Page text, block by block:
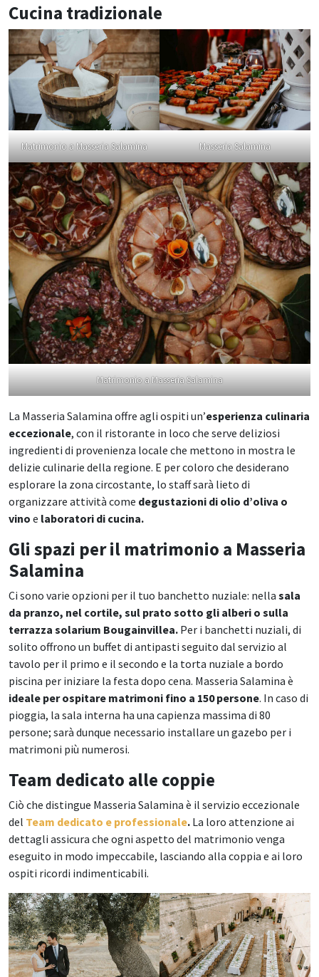
Cucina tradizionale
Matrimonio a Masseria Salamina Masseria Salamina
Matrimonio a Masseria Salamina
La Masseria Salamina offre agli ospiti un’esperienza culinaria
eccezionale, con il ristorante in loco che serve deliziosi
ingredienti di provenienza locale che mettono in mostra le
delizie culinarie della regione. E per coloro che desiderano
esplorare la zona circostante, lo staff sarà lieto di
organizzare attività come degustazioni di olio d’oliva o
vino e laboratori di cucina.
Gli spazi per il matrimonio a Masseria
Salamina
Ci sono varie opzioni per il tuo banchetto nuziale: nella sala
da pranzo, nel cortile, sul prato sotto gli alberi o sulla
terrazza solarium Bougainvillea. Per i banchetti nuziali, di
solito offrono un buffet di antipasti seguito dal servizio al
tavolo per il primo e il secondo e la torta nuziale a bordo
piscina per iniziare la festa dopo cena. Masseria Salamina è
ideale per ospitare matrimoni fino a 150 persone. In caso di
pioggia, la sala interna ha una capienza massima di 80
persone; sarà dunque necessario installare un gazebo per i
matrimoni più numerosi.
Team dedicato alle coppie
Ciò che distingue Masseria Salamina è il servizio eccezionale
del Team dedicato e professionale. La loro attenzione ai
dettagli assicura che ogni aspetto del matrimonio venga
eseguito in modo impeccabile, lasciando alla coppia e ai loro
ospiti ricordi indimenticabili.